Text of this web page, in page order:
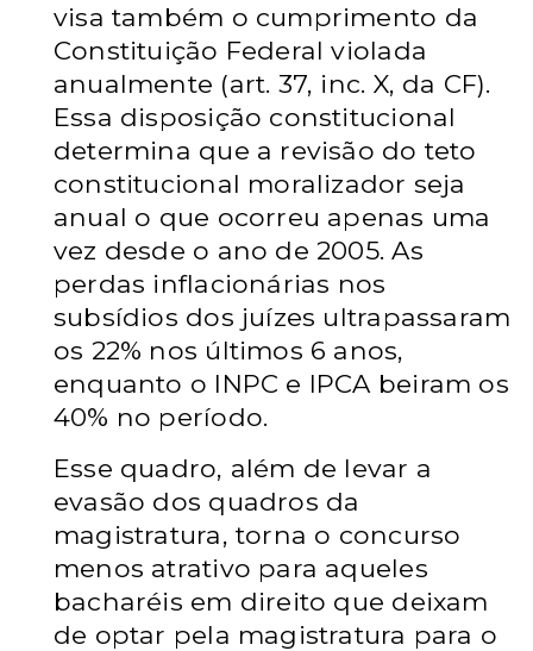
visa também o cumprimento da
Constituição Federal violada
anualmente (art. 37, inc. X, da CF).
Essa disposição constitucional
determina que a revisão do teto
constitucional moralizador seja
anual o que ocorreu apenas uma
vez desde o ano de 2005. As
perdas inflacionárias nos
subsídios dos juízes ultrapassaram
os 22% nos últimos 6 anos,
enquanto o INPC e IPCA beiram os
40% no período.
Esse quadro, além de levar a
evasão dos quadros da
magistratura, torna o concurso
menos atrativo para aqueles
bacharéis em direito que deixam
de optar pela magistratura para o